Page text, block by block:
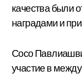
качества были
наградами и
Сосо
участие в